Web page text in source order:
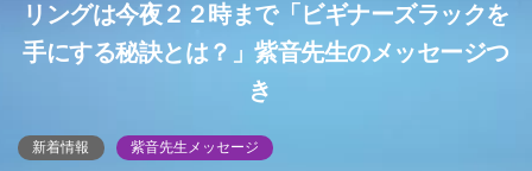
g
a
リングは今夜２２時まで「ビギナーズラックを
手にする秘訣とは？」紫音先生のメッセージつ
き
新着情報 紫音先生メッセージ